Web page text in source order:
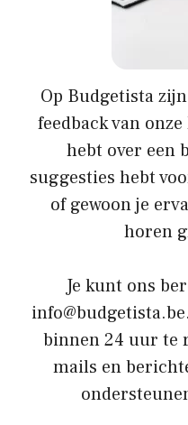
Op Budgetista
feedback van
hebt over een
suggesties hebt
of gewoon je
horen
Je kunt ons
binnen 24 uur te
mails en